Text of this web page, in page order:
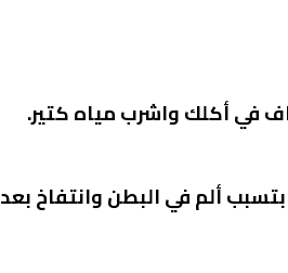
في أكلك واشرب مياه كتير.
ألم في البطن وانتفاخ بعد